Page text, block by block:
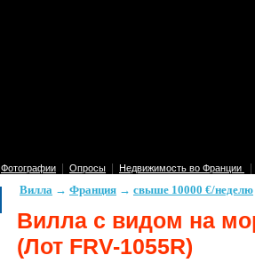
Фотографии Опросы Недвижимость во Франции
Вилла → Франция → свыше 10000 €/неделю
Вилла с видом на
(Лот FRV-1055R)